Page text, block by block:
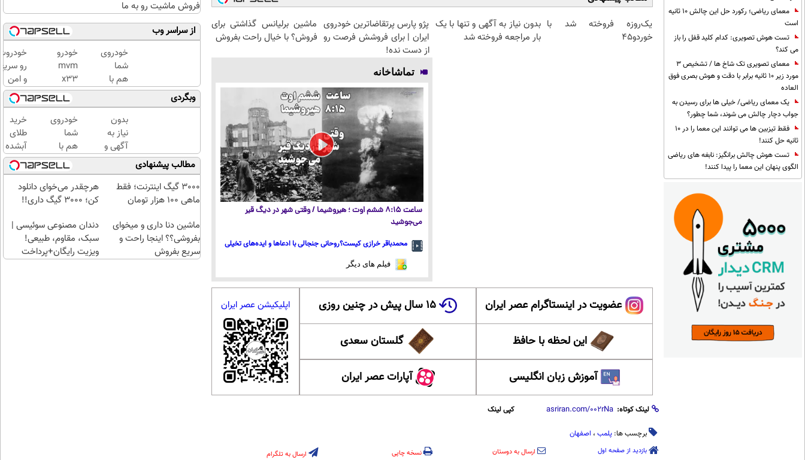
معمای ریاضی؛ رکورد حل این چالش 10 ثانیه
است
تست هوش تصویری: کدام کلید قفل را باز
می کند؟
معمای تصویری تک شاخ ها / تشخیص 3
مورد زیر 10 ثانیه برابر با دقت و هوش بصری فوق
العاده
یک معمای ریاضی/ خیلی ها برای رسیدن به
جواب دچار چالش می شوند، شما چطور؟
فقط تیزبین ها می توانند این معما را در 10
ثانیه حل کنند!
تست هوش چالش برانگیز: نابغه های ریاضی
الگوی پنهان این معما را پیدا کنند!
یک‌روزه فروخته شد با
خوردو45
بدون نیاز به آگهی و تنها با یک
بار مراجعه فروخته شد
پژو پارس پرتقاضاترین خودروی
ایران | برای فروشش فرصت رو
از دست نده!
ماشین برلیانس گذاشتی برای
فروش؟ با خیال راحت بفروش
تماشاخانه
ساعت ۸:۱۵ ششم اوت ؛ هیروشیما / وقتی شهر در دیگ قیر
می‌جوشید
محمدباقر خرازی کیست؟روحانی جنجالی با ادعاها و ایده‌های تخیلی
فیلم های دیگر
عضویت در اینستاگرام عصر ایران ۱۵ سال پیش در چنین روزی
این لحظه با حافظ گلستان سعدی
آموزش زبان انگلیسی آپارات عصر ایران
اپلیکیشن عصر ایران
لینک کوتاه: کپی لینک
برچسب ها: پلمب ، اصفهان
بازدید از صفحه اول ارسال به دوستان نسخه چاپی ارسال به تلگرام
فروش ماشیت رو به ما
بسپر
از سراسر وب
خودروی
شما
هم با
یکبار
مراجعه
فروخته
خواهد
شد
خودرو
mvm
x33
میخوای
بفروشی؟
اینجا به
سرعت
فروش
میره
رو
و امن
بفروش
🚘 تنها
با یک
بار
مراجعه
👇
وبگردی
بدون
نیاز به
آگهی و
با یکبار
مراجعه
خودروی
شما
هم با
یک بار
مراجعه
به
خودرو45
خواهد
شد
خرید
طلای
آبشده
حتی با
۱۰۰هزارتومان
مطالب پیشنهادی
3000 گیگ اینترنت؛ فقط
ماهی 100 هزار تومان
هرچقدر می‌خوای دانلود
کن؛ 3000 گیگ داری!!
ماشین دنا داری و میخوای
بفروشی؟؟ اینجا راحت و
سریع بفروش
دندان مصنوعی سوئیسی |
سبک، مقاوم، طبیعی!
ویزیت رایگان+پرداخت